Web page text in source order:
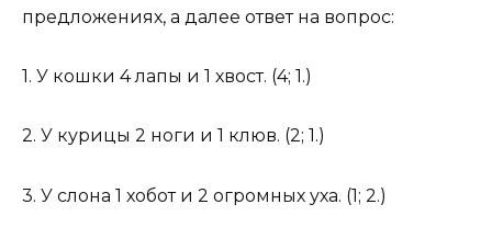
предложениях, а далее ответ на вопрос:
1. У кошки 4 лапы и 1 хвост. (4; 1.)
2. У курицы 2 ноги и 1 клюв. (2; 1.)
3. У слона 1 хобот и 2 огромных уха. (1; 2.)